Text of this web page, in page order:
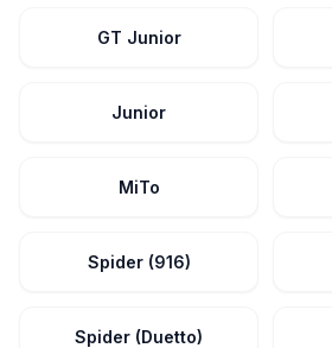
GT Junior
Junior
MiTo
Spider (916)
Spider (Duetto)